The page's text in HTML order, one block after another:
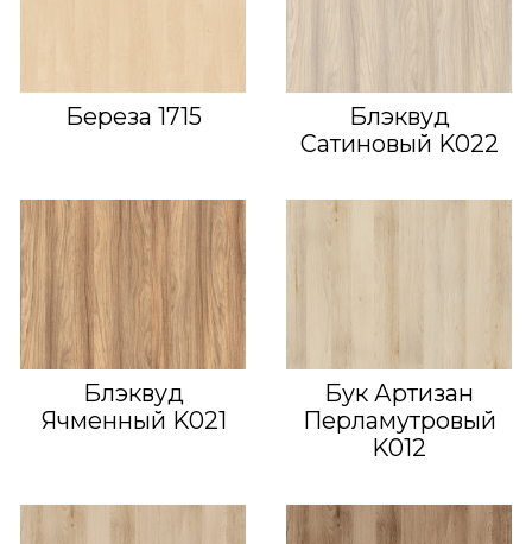
Береза 1715
Блэквуд
Сатиновый K022
Блэквуд
Ячменный K021
Бук Артизан
Перламутровый
K012